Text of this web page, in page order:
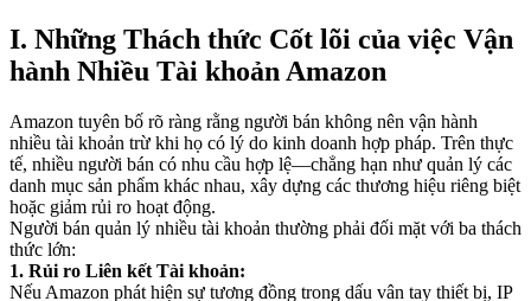
I. Những Thách thức Cốt lõi của việc Vận
hành Nhiều Tài khoản Amazon
Amazon tuyên bố rõ ràng rằng người bán không nên vận hành
nhiều tài khoản trừ khi họ có lý do kinh doanh hợp pháp. Trên thực
tế, nhiều người bán có nhu cầu hợp lệ—chẳng hạn như quản lý các
danh mục sản phẩm khác nhau, xây dựng các thương hiệu riêng biệt
hoặc giảm rủi ro hoạt động.
Người bán quản lý nhiều tài khoản thường phải đối mặt với ba thách
thức lớn:
1. Rủi ro Liên kết Tài khoản:
Nếu Amazon phát hiện sự tương đồng trong dấu vân tay thiết bị, IP